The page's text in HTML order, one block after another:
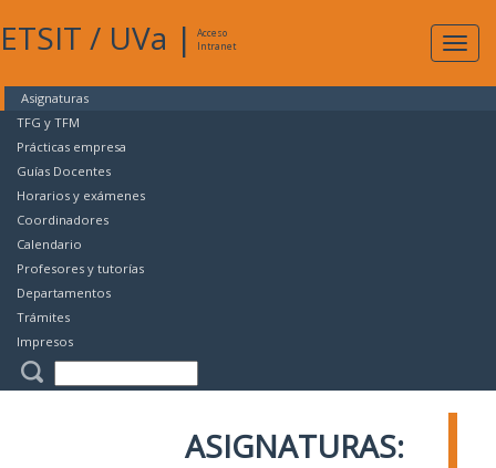
ETSIT / UVa |
Acceso
Intranet
Asignaturas
TFG y TFM
Prácticas empresa
Guías Docentes
Horarios y exámenes
Coordinadores
Calendario
Profesores y tutorías
Departamentos
Trámites
Impresos
ASIGNATURAS: